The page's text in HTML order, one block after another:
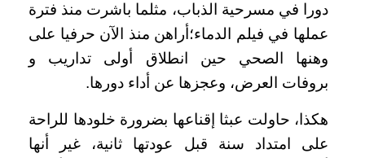
دورا في مسرحية الذباب، مثلما باشرت منذ فترة
عملها في فيلم الدماء؛أراهن منذ الآن حرفيا على
وهنها الصحي حين انطلاق أولى تداريب و
بروفات العرض، وعجزها عن أداء دورها.
هكذا، حاولت عبثا إقناعها بضرورة خلودها للراحة
على امتداد سنة قبل عودتها ثانية، غير أنها